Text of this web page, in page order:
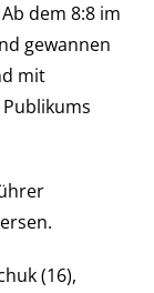
dem 8:8 im
gewannen
mit
(16),